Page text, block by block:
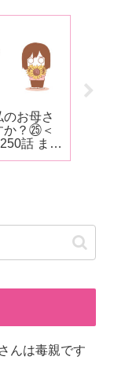
のお母さ
？㉕＜
話 まと
んは毒親です